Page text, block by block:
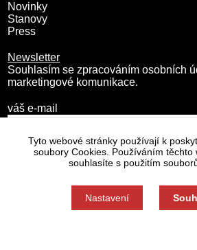
Novinky
Stanovy
Press
Newsletter
Souhlasím se zpracováním osobních
marketingové komunikace.
váš e-mail
Zásady zpracování osobních údajů
Nastavení cookies
Tyto webové stránky používají k
soubory Cookies. Používáním těchto
souhlasíte s použitím
Nastavení